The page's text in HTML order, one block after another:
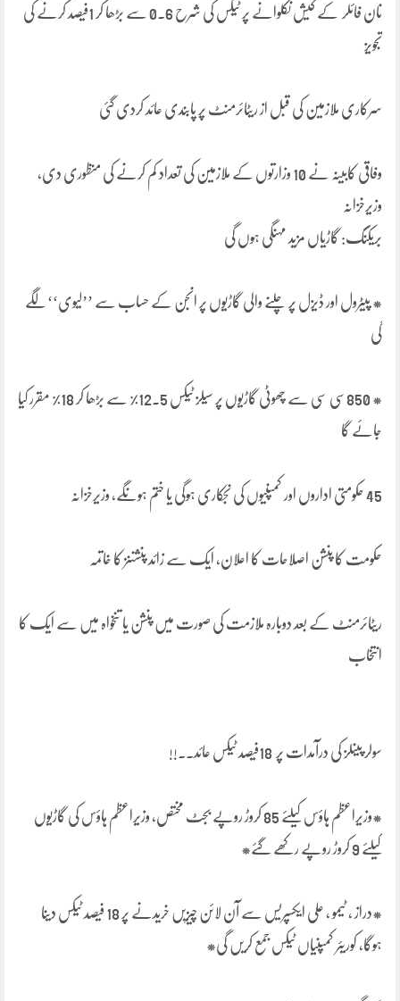
نان فائلر کے کیش نکلوانے پر ٹیکس کی شرح 0.6 سے بڑھا کر 1فیصد کرنے کی
تجویز
سرکاری ملازمین کی قبل از ریٹائرمنٹ پر پابندی عائد کردی گئی
وفاقی کابینہ نے 10 وزارتوں کے ملازمین کی تعداد کم کرنے کی منظوری دی،
وزیرخزانہ
بریکنگ: گاڑیاں مزید مہنگی ہوں گی
* پیٹرول اور ڈیزل پر چلنے والی گاڑیوں پر انجن کے حساب سے ’’لیوی‘‘ لگے
گی
* 850سی سی سے چھوٹی گاڑیوں پر سیلز ٹیکس 12.5% سے بڑھا کر 18% مقرر کیا
جائے گا
45 حکومتی اداروں اور کمپنیوں کی نجکاری ہوگی یا ختم ہونگے، وزیرخزانہ
حکومت کا پنشن اصلاحات کا اعلان، ایک سے زائد پنشننز کا خاتمہ
ریٹائرمنٹ کے بعد دوبارہ ملازمت کی صورت میں پنشن یا تنخواہ میں سے ایک کا
انتخاب
سولر پینلز کی درآمدات پر 18فیصد ٹیکس عائد۔۔!!
*‏وزیراعظم ہاؤس کیلئے 85 کروڑ روپے بجٹ مختص، وزیراعظم ہاؤس کی گاڑیوں
کیلئے 9 کروڑ روپے رکھے گئے*
*دراز ، ٹیمو ، علی ایکسپریس سے آن لائن چیزیں خریدنے پر 18 فیصد ٹیکس دینا
ہوگا، کوریئر کمپنیاں ٹیکس جمع کریں گی*